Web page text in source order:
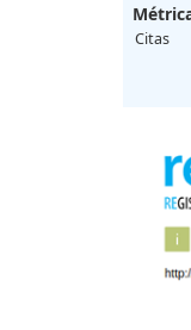
Citas